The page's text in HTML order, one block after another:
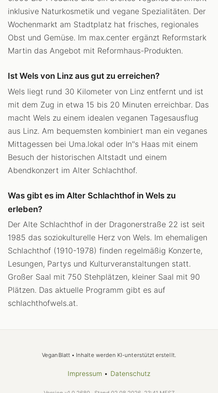
inklusive Naturkosmetik und vegane Spezialitäten. Der
Wochenmarkt am Stadtplatz hat frisches, regionales
Obst und Gemüse. Im max.center ergänzt Reformstark
Martin das Angebot mit Reformhaus-Produkten.
Ist Wels von Linz aus gut zu erreichen?
Wels liegt rund 30 Kilometer von Linz entfernt und ist
mit dem Zug in etwa 15 bis 20 Minuten erreichbar. Das
macht Wels zu einem idealen veganen Tagesausflug
aus Linz. Am bequemsten kombiniert man ein veganes
Mittagessen bei Uma.lokal oder In''s Haas mit einem
Besuch der historischen Altstadt und einem
Abendkonzert im Alter Schlachthof.
Was gibt es im Alter Schlachthof in Wels zu
erleben?
Der Alte Schlachthof in der Dragonerstraße 22 ist seit
1985 das soziokulturelle Herz von Wels. Im ehemaligen
Schlachthof (1910-1978) finden regelmäßig Konzerte,
Lesungen, Partys und Kulturveranstaltungen statt.
Großer Saal mit 750 Stehplätzen, kleiner Saal mit 90
Plätzen. Das aktuelle Programm gibt es auf
schlachthofwels.at.
VeganBlatt • Inhalte werden KI-unterstützt erstellt.
Impressum • Datenschutz